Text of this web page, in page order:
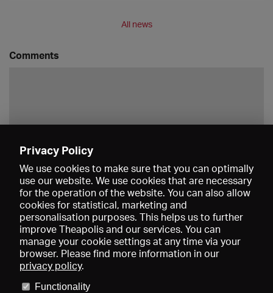
All news
Comments
About us
Imprint
Privacy Policy
We use cookies to make sure that you can optimally
use our website. We use cookies that are necessary
for the operation of the website. You can also allow
cookies for statistical, marketing and
personalisation purposes. This helps us to further
improve Theapolis and our services. You can
manage your cookie settings at any time via your
browser. Please find more information in our
privacy policy.
Functionality